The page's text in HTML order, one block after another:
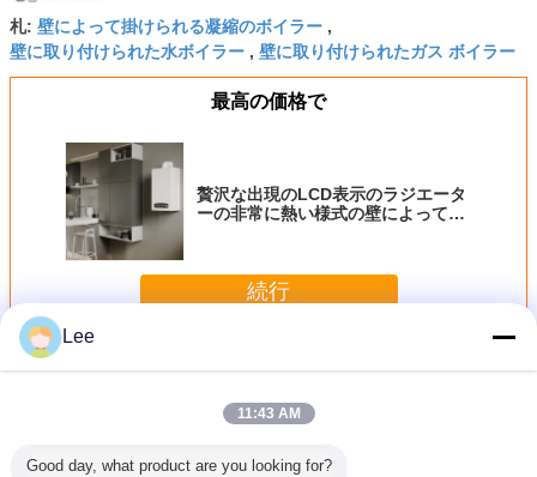
札: 壁によって掛けられる凝縮のボイラー ,
壁に取り付けられた水ボイラー , 壁に取り付けられたガス ボイラー
最高の価格で
贅沢な出現のLCD表示のラジエータ
ーの非常に熱い様式の壁によって掛
続行
多く壁はガス ボイラーを掛けました
Lee
11:43 AM
Good day, what product are you looking for?